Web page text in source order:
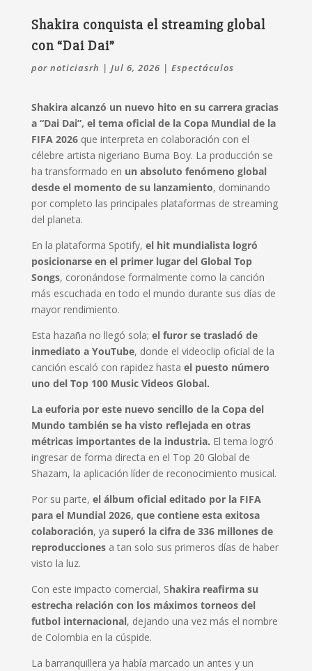
Shakira conquista el streaming global
con “Dai Dai”
por noticiasrh | Jul 6, 2026 | Espectáculos
Shakira alcanzó un nuevo hito en su carrera gracias
a “Dai Dai”, el tema oficial de la Copa Mundial de la
FIFA 2026 que interpreta en colaboración con el
célebre artista nigeriano Burna Boy. La producción se
ha transformado en un absoluto fenómeno global
desde el momento de su lanzamiento, dominando
por completo las principales plataformas de streaming
del planeta.
En la plataforma Spotify, el hit mundialista logró
posicionarse en el primer lugar del Global Top
Songs, coronándose formalmente como la canción
más escuchada en todo el mundo durante sus días de
mayor rendimiento.
Esta hazaña no llegó sola; el furor se trasladó de
inmediato a YouTube, donde el videoclip oficial de la
canción escaló con rapidez hasta el puesto número
uno del Top 100 Music Videos Global.
La euforia por este nuevo sencillo de la Copa del
Mundo también se ha visto reflejada en otras
métricas importantes de la industria. El tema logró
ingresar de forma directa en el Top 20 Global de
Shazam, la aplicación líder de reconocimiento musical.
Por su parte, el álbum oficial editado por la FIFA
para el Mundial 2026, que contiene esta exitosa
colaboración, ya superó la cifra de 336 millones de
reproducciones a tan solo sus primeros días de haber
visto la luz.
Con este impacto comercial, Shakira reafirma su
estrecha relación con los máximos torneos del
futbol internacional, dejando una vez más el nombre
de Colombia en la cúspide.
La barranquillera ya había marcado un antes y un